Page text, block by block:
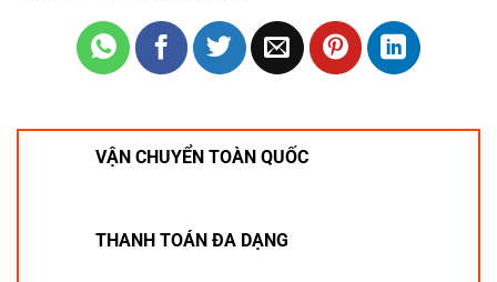
VẬN CHUYỂN TOÀN QUỐC
THANH TOÁN ĐA DẠNG